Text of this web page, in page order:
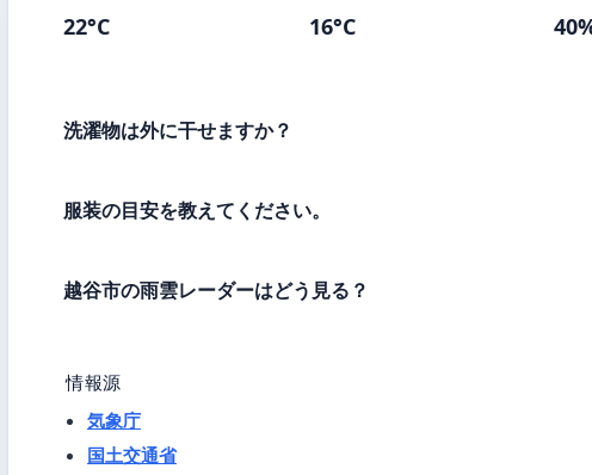
22°C 16°C
洗濯物は外に干せますか？
服装の目安を教えてください。
越谷市の雨雲レーダーはどう見る？
情報源
気象庁
国土交通省